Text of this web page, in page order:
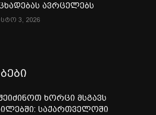
ავრცელებს
3, 2026
ხორცი მსგავს
საქართველოში